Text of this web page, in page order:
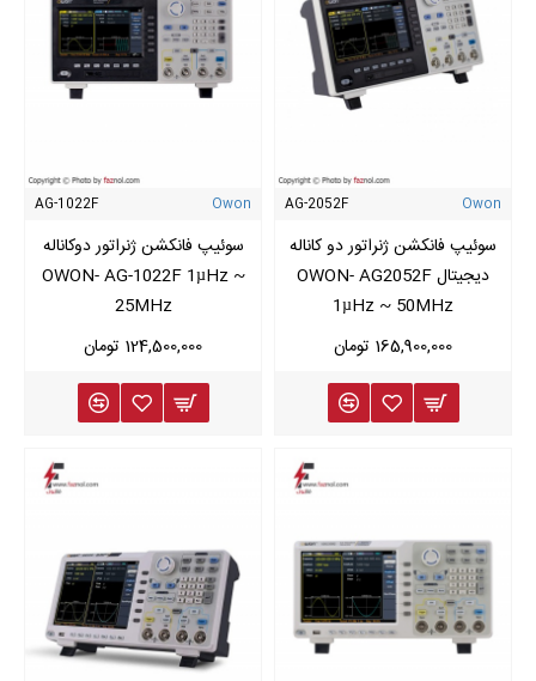
Owon
AG-2052F
سوئیپ فانکشن ژنراتور دو کاناله
دیجیتال OWON- AG2052F
1µHz ~ 50MHz
165,900,000 تومان
Owon
AG-1022F
سوئیپ فانکشن ژنراتور دوکاناله
OWON- AG-1022F 1µHz ~
25MHz
124,500,000 تومان